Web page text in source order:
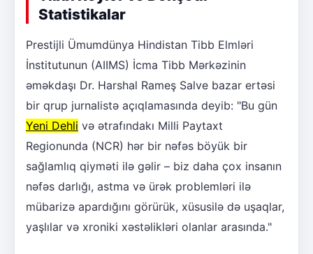
Statistikalar
Prestijli Ümumdünya Hindistan Tibb Elmləri
İnstitutunun (AIIMS) İcma Tibb Mərkəzinin
əməkdaşı Dr. Harshal Rameş Salve bazar ertəsi
bir qrup jurnalistə açıqlamasında deyib: "Bu gün
Yeni Dehli və ətrafındakı Milli Paytaxt
Regionunda (NCR) hər bir nəfəs böyük bir
sağlamlıq qiyməti ilə gəlir – biz daha çox insanın
nəfəs darlığı, astma və ürək problemləri ilə
mübarizə apardığını görürük, xüsusilə də uşaqlar,
yaşlılar və xroniki xəstəlikləri olanlar arasında."